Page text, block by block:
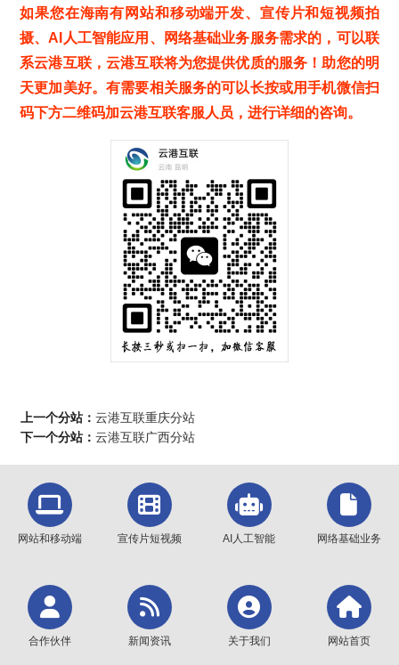
如果您在海南有网站和移动端开发、宣传片和短视频拍
摄、AI人工智能应用、网络基础业务服务需求的，可以联
系云港互联，云港互联将为您提供优质的服务！助您的明
天更加美好。有需要相关服务的可以长按或用手机微信扫
码下方二维码加云港互联客服人员，进行详细的咨询。
上一个分站： 云港互联重庆分站
下一个分站： 云港互联广西分站
网站和移动端 宣传片短视频 AI人工智能 网络基础业务
合作伙伴 新闻资讯 关于我们 网站首页